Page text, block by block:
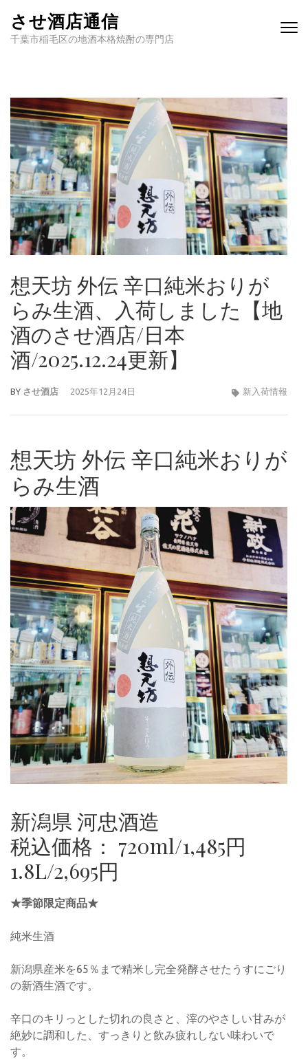
させ酒店通信
千葉市稲毛区の地酒本格焼酎の専門店
想天坊 外伝 辛口純米おりが
らみ生酒、入荷しました【地
酒のさせ酒店/日本
酒/2025.12.24更新】
BY させ酒店 2025年12月24日 新入荷情報
想天坊 外伝 辛口純米おりが
らみ生酒
新潟県 河忠酒造
税込価格： 720ml/1,485円
1.8L/2,695円
★季節限定商品★
純米生酒
新潟県産米を65％まで精米し完全発酵させたうすにごり
の新酒生酒です。
辛口のキリっとした切れの良さと、滓のやさしい甘みが
絶妙に調和した、すっきりと飲み疲れしない味わいで
す。